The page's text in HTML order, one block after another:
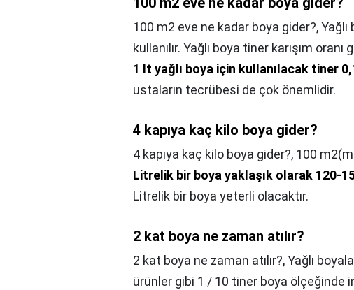
100 m2 eve ne kadar boya gider?,
kullanılır. Yağlı boya tiner karışım
1 lt yağlı boya için kullanılacak tiner
ustaların tecrübesi de çok önemlidir.
4 kapıya kaç kilo boya gider?
4 kapıya kaç kilo boya gider?, 100
Litrelik bir boya yaklaşık olarak 120-
Litrelik bir boya yeterli olacaktır.
2 kat boya ne zaman atılır?
2 kat boya ne zaman atılır?,Yağlı
ürünler gibi 1 / 10 tiner boya ölçeğinde